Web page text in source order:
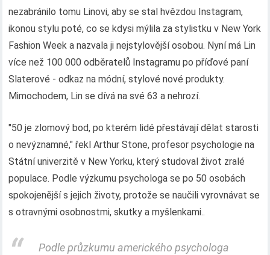
nezabránilo tomu Linovi, aby se stal hvězdou Instagram,
ikonou stylu poté, co se kdysi mýlila za stylistku v New York
Fashion Week a nazvala ji nejstylovější osobou. Nyní má Lin
více než 100 000 odběratelů Instagramu po příďové paní
Slaterové - odkaz na módní, stylové nové produkty.
Mimochodem, Lin se dívá na své 63 a nehrozí.
"50 je zlomový bod, po kterém lidé přestávají dělat starosti
o nevýznamné," řekl Arthur Stone, profesor psychologie na
Státní univerzitě v New Yorku, který studoval život zralé
populace. Podle výzkumu psychologa se po 50 osobách
spokojenější s jejich životy, protože se naučili vyrovnávat se
s otravnými osobnostmi, skutky a myšlenkami..
Podle průzkumu amerického psychologa